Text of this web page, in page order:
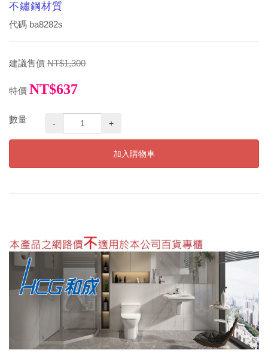
不鏽鋼材質
代碼 ba8282s
建議售價 NT$1,300
特價 NT$637
數量 - +
加入購物車